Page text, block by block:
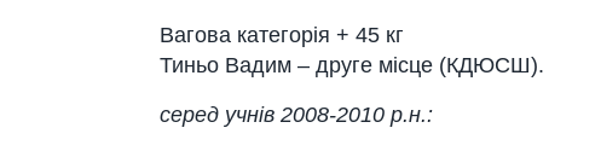
Вагова категорія + 45 кг
Тиньо Вадим – друге місце (КДЮСШ).
серед учнів 2008-2010 р.н.: